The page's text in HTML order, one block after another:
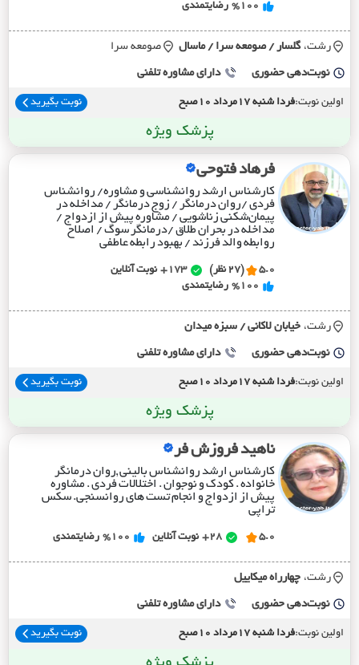
%100 رضایتمندی
رشت، گلسار / صومعه سرا / ماسال صومعه سرا
نوبت‌دهی حضوری دارای مشاوره تلفنی
اولین نوبت:فردا شنبه 17مرداد 10صبح نوبت بگیرید
پزشک ویژه
فرهاد فتوحی
کارشناس ارشد روانشناسی و مشاوره/ روانشناس
فردی /روان درمانگر / زوج درمانگر / مداخله در
پیمان‌شکنی زناشویی / مشاوره پیش از ازدواج /
مداخله در بحران طلاق /درمانگر سوگ / اصلاح
روابطه والد فرزند / بهبود رابطه عاطفی
5.0 (27 نظر) 173+
نوبت آنلاین
%100 رضایتمندی
رشت، خيابان لاکاني / سبزه ميدان
نوبت‌دهی حضوری دارای مشاوره تلفنی
اولین نوبت:فردا شنبه 17مرداد 10صبح نوبت بگیرید
پزشک ویژه
ناهید فروزش فر
کارشناس ارشد روانشناس بالینی ,روان درمانگر
خانواده . کودک و نوجوان . اختلالات فردی . مشاوره
پیش از ازدواج و انجام تست های روانسنجی. سکس
تراپی
5.0
28+ نوبت آنلاین %100 رضایتمندی
رشت، چهارراه ميکاييل
نوبت‌دهی حضوری دارای مشاوره تلفنی
اولین نوبت:فردا شنبه 17مرداد 10صبح نوبت بگیرید